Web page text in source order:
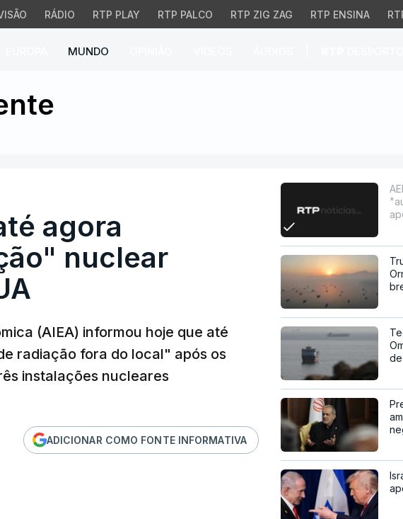
RÁDIO RTP PLAY RTP PALCO RTP ZIG ZAG RTP ENSINA
MUNDO
agora "aumento de
agora
nuclear
(AIEA) informou hoje que até
radiação fora do local" após os
instalações nucleares
ADICIONAR COMO FONTE INFORMATIVA